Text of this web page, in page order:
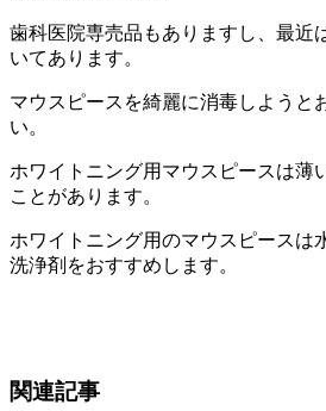
歯科医院専売品もありますし、最近
いてあります。
マウスピースを綺麗に消毒しようと
い。
ホワイトニング用マウスピースは薄
ことがあります。
ホワイトニング用のマウスピースは
洗浄剤をおすすめします。
関連記事